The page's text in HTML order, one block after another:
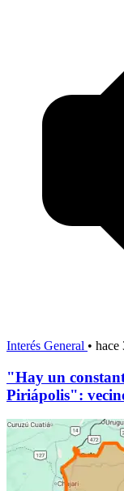
Interés General • hace
"Hay un
Piriápolis":